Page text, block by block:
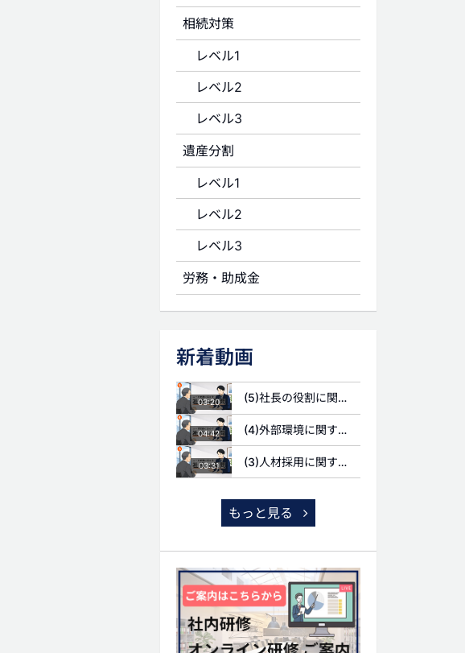
相続対策
レベル1
レベル2
レベル3
遺産分割
レベル1
レベル2
レベル3
労務・助成金
新着動画
03:20 (5)社長の役割に関する質問
04:42 (4)外部環境に関する質問
03:31 (3)人材採用に関する質問
もっと見る